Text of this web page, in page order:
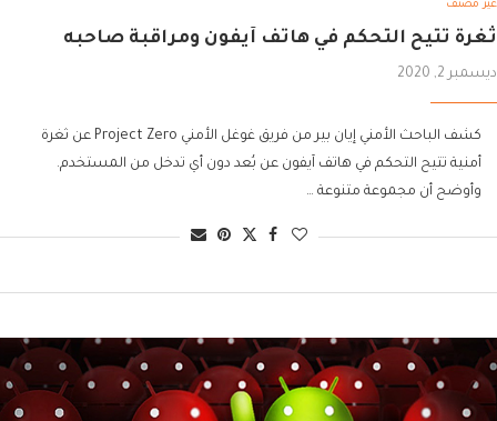
غير مصنف
ثغرة تتيح التحكم في هاتف آيفون ومراقبة صاحبه
ديسمبر 2, 2020
كشف الباحث الأمني إيان بير من فريق غوغل الأمني Project Zero عن ثغرة
أمنية تتيح التحكم في هاتف آيفون عن بُعد دون أي تدخل من المستخدم.
وأوضح أن مجموعة متنوعة …